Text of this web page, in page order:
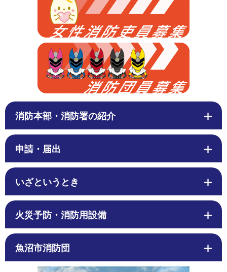
消防本部・消防署の紹介
申請・届出
いざというとき
火災予防・消防用設備
魚沼市消防団